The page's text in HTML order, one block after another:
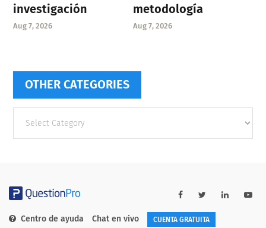
investigación
Aug 7, 2026
metodología
Aug 7, 2026
OTHER CATEGORIES
categories
Centro de ayuda Chat en vivo CUENTA GRATUITA